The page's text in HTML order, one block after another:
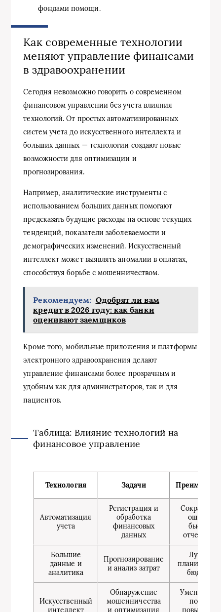
фондами помощи.
Как современные технологии
меняют управление финансами
в здравоохранении
Сегодня невозможно говорить о современном
финансовом управлении без учета влияния
технологий. От простых автоматизированных
систем учета до искусственного интеллекта и
больших данных — технологии создают новые
возможности для оптимизации и
прогнозирования.
Например, аналитические инструменты с
использованием больших данных помогают
предсказать будущие расходы на основе текущих
тенденций, показатели заболеваемости и
демографических изменений. Искусственный
интеллект может выявлять аномалии в оплатах,
способствуя борьбе с мошенничеством.
Рекомендуем: Одобрят ли вам
кредит в 2026 году: как банки
оценивают заемщиков
Кроме того, мобильные приложения и платформы
электронного здравоохранения делают
управление финансами более прозрачным и
удобным как для администраторов, так и для
пациентов.
Таблица: Влияние технологий на
финансовое управление
Технология Задачи
Автоматизация
учета
Регистрация и
обработка
финансовых
данных
ошибок,
быстрая
отчетность
Большие
данные и
аналитика
Прогнозирование
и анализ затрат
Лучшее
бюджета
Искусственный
интеллект
Обнаружение
мошенничества
и оптимизация
потерь,